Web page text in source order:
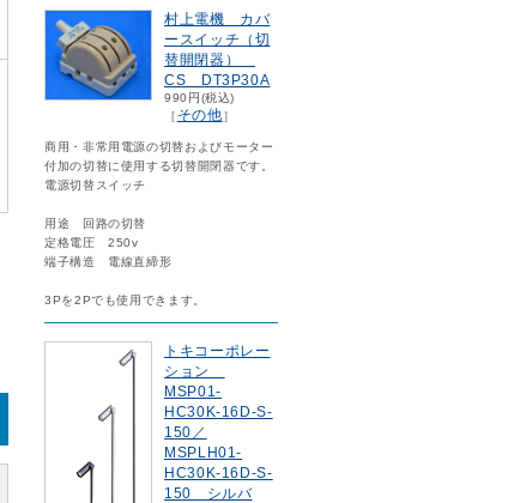
村上電機 カバ
ースイッチ（切
替開閉器）
CS DT3P30A
990円(税込)
［ その他］
商用・非常用電源の切替およびモーター
付加の切替に使用する切替開閉器です。
電源切替スイッチ
用途 回路の切替
定格電圧 250v
端子構造 電線直締形
3Pを2Pでも使用できます。
トキコーポレー
ション
MSP01-
HC30K-16D-S-
150／
MSPLH01-
HC30K-16D-S-
150 シルバ